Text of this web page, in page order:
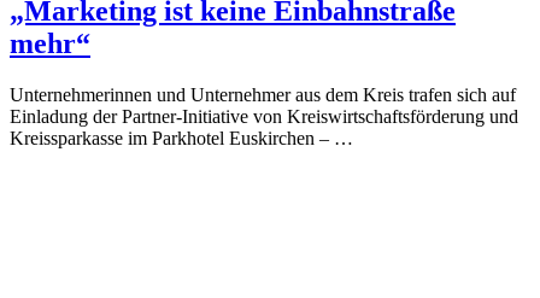
„Marketing ist keine Einbahnstraße
mehr“
Unternehmerinnen und Unternehmer aus dem Kreis trafen sich auf
Einladung der Partner-Initiative von Kreiswirtschaftsförderung und
Kreissparkasse im Parkhotel Euskirchen – …